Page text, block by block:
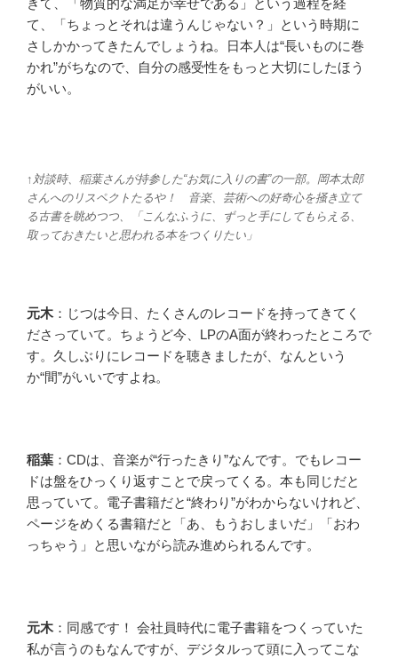
て、「ちょっとそれは違うんじゃない？」という時期に
さしかかってきたんでしょうね。日本人は“長いものに巻
かれ”がちなので、自分の感受性をもっと大切にしたほう
がいい。
↑対談時、稲葉さんが持参した“お気に入りの書”の一部。岡本太郎
さんへのリスペクトたるや！ 音楽、芸術への好奇心を掻き立て
る古書を眺めつつ、「こんなふうに、ずっと手にしてもらえる、
取っておきたいと思われる本をつくりたい」
元木：じつは今日、たくさんのレコードを持ってきてく
ださっていて。ちょうど今、LPのA面が終わったところで
す。久しぶりにレコードを聴きましたが、なんという
か“間”がいいですよね。
稲葉 ：CDは、音楽が“行ったきり”なんです。でもレコー
ドは盤をひっくり返すことで戻ってくる。本も同じだと
思っていて。電子書籍だと“終わり”がわからないけれど、
ページをめくる書籍だと「あ、もうおしまいだ」「おわ
っちゃう」と思いながら読み進められるんです。
元木：同感です！ 会社員時代に電子書籍をつくっていた
私が言うのもなんですが、デジタルって頭に入ってこな